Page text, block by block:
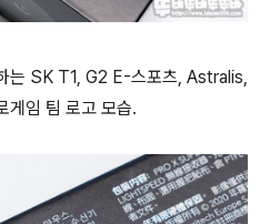
는 SK T1, G2 E-스포츠, Astralis,
임 팀 로고 모습.